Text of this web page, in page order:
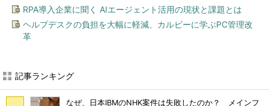
RPA導入企業に聞く AIエージェント活用の現状と課題とは
ヘルプデスクの負担を大幅に軽減、カルビーに学ぶPC管理改
革
記事ランキング
なぜ、日本IBMのNHK案件は失敗したのか？ メインフ